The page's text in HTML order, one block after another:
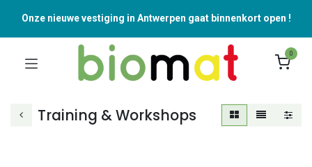
Onze nieuwe vestiging in Antwerpen gaat binnenkort open !
0
Training & Workshops